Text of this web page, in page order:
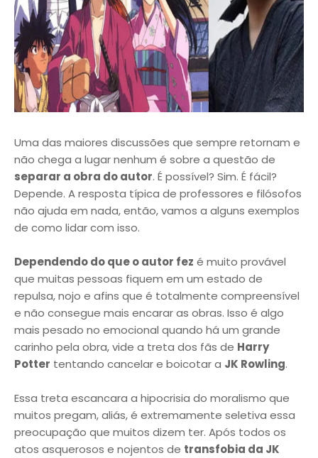
Uma das maiores discussões que sempre retornam e
não chega a lugar nenhum é sobre a questão de
separar a obra do autor. É possível? Sim. É fácil?
Depende. A resposta típica de professores e filósofos
não ajuda em nada, então, vamos a alguns exemplos
de como lidar com isso.
Dependendo do que o autor fez é muito provável
que muitas pessoas fiquem em um estado de
repulsa, nojo e afins que é totalmente compreensível
e não consegue mais encarar as obras. Isso é algo
mais pesado no emocional quando há um grande
carinho pela obra, vide a treta dos fãs de Harry
Potter tentando cancelar e boicotar a JK Rowling.
Essa treta escancara a hipocrisia do moralismo que
muitos pregam, aliás, é extremamente seletiva essa
preocupação que muitos dizem ter. Após todos os
atos asquerosos e nojentos de transfobia da JK